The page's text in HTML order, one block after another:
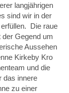
langjährigen
sind wir in der
Die raue
der Gegend um
Aussehen
Kirkeby Kro
und die
das innere
zu einer